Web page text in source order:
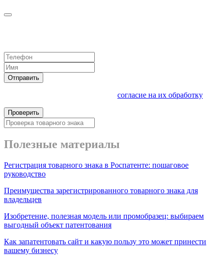
Отправить
согласие на их обработку
Проверить
Полезные материалы
Регистрация товарного знака в Роспатенте: пошаговое
руководство
Преимущества зарегистрированного товарного знака для
владельцев
Изобретение, полезная модель или промобразец: выбираем
выгодный объект патентования
Как запатентовать сайт и какую пользу это может принести
вашему бизнесу